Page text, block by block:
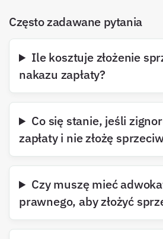
Często zadawane pytania
Ile kosztuje złożenie
nakazu zapłaty?
Co się stanie, jeśli
zapłaty i nie złożę
Czy muszę mieć
prawnego, aby złożyć